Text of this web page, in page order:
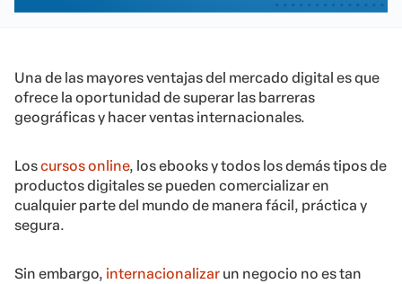
Una de las mayores ventajas del mercado digital es que
ofrece la oportunidad de superar las barreras
geográficas y hacer ventas internacionales.
Loscursos online, los ebooks y todos los demás tipos de
productos digitales se pueden comercializar en
cualquier parte del mundo de manera fácil, práctica y
segura.
Sin embargo, internacionalizar un negocio no es tan